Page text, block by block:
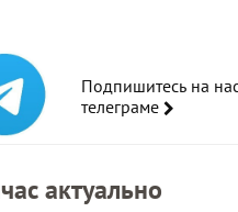
Подпишитесь на
телеграме
актуально